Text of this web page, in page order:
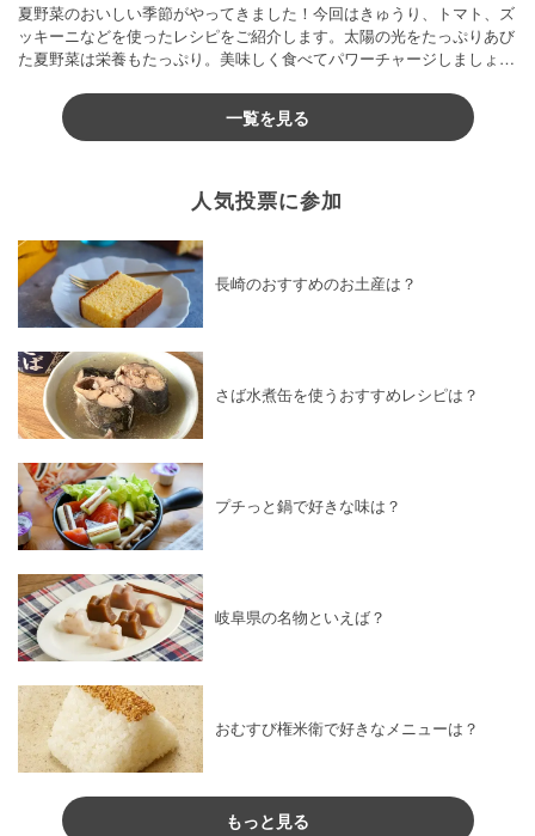
夏野菜のおいしい季節がやってきました！今回はきゅうり、トマト、ズ
ッキーニなどを使ったレシピをご紹介します。太陽の光をたっぷりあび
た夏野菜は栄養もたっぷり。美味しく食べてパワーチャージしましょう
一覧を見る
人気投票に参加
長崎のおすすめのお土産は？
さば水煮缶を使うおすすめレシピは？
プチっと鍋で好きな味は？
岐阜県の名物といえば？
おむすび権米衛で好きなメニューは？
もっと見る